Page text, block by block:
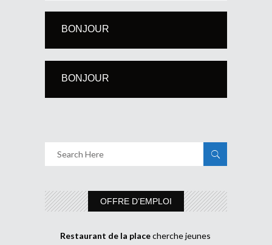
BONJOUR
BONJOUR
OFFRE D’EMPLOI
Restaurant de la placecherche jeunes